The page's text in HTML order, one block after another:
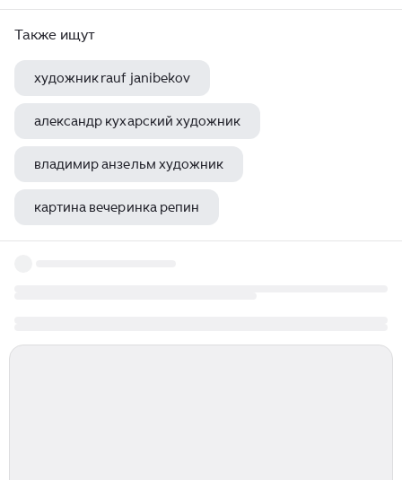
Также ищут
художник rauf janibekov
александр кухарский художник
владимир анзельм художник
картина вечеринка репин